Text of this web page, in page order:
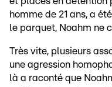
homme de 21 ans, a
le parquet, Noahm ne
Très vite, plusieurs
une agression
là a raconté que